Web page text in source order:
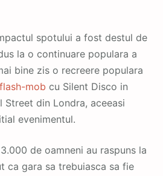
spotului a fost destul de
la o continuare populara a
bine zis o recreere populara
flash-mob cu Silent Disco in
din Londra, aceeasi
evenimentul.
de oamneni au raspuns la
ca gara sa trebuiasca sa fie